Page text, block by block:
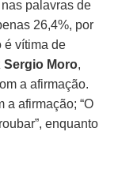
palavras de
26,4%, por
é vítima de
Sergio Moro,
a afirmação.
a afirmação; “O
enquanto